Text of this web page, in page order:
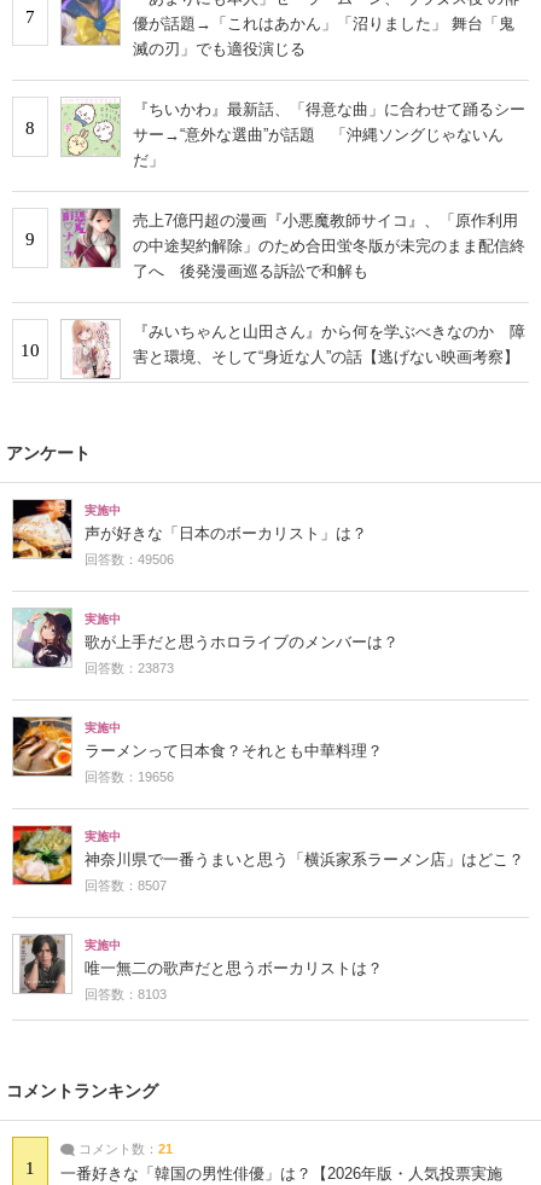
7
優が話題→「これはあかん」「沼りました」 舞台「鬼
滅の刃」でも適役演じる
8
『ちいかわ』最新話、「得意な曲」に合わせて踊るシー
サー→“意外な選曲”が話題 「沖縄ソングじゃないん
だ」
9
売上7億円超の漫画『小悪魔教師サイコ』、「原作利用
の中途契約解除」のため合田蛍冬版が未完のまま配信終
了へ 後発漫画巡る訴訟で和解も
10
『みいちゃんと山田さん』から何を学ぶべきなのか 障
害と環境、そして“身近な人”の話【逃げない映画考察】
アンケート
実施中
声が好きな「日本のボーカリスト」は？
回答数：49506
実施中
歌が上手だと思うホロライブのメンバーは？
回答数：23873
実施中
ラーメンって日本食？それとも中華料理？
回答数：19656
実施中
神奈川県で一番うまいと思う「横浜家系ラーメン店」はどこ？
回答数：8507
実施中
唯一無二の歌声だと思うボーカリストは？
回答数：8103
コメントランキング
1
コメント数： 21
一番好きな「韓国の男性俳優」は？【2026年版・人気投票実施